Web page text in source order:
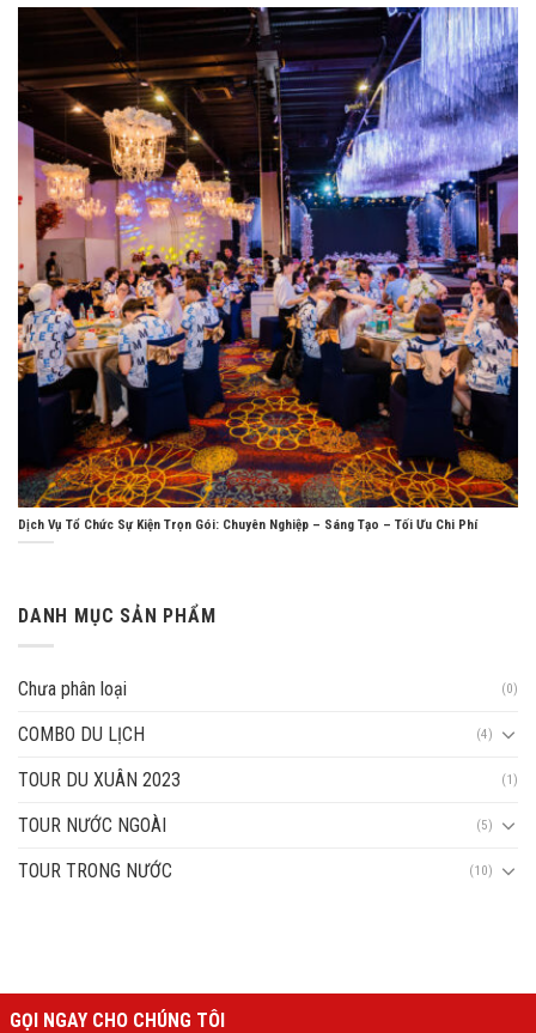
Dịch Vụ Tổ Chức Sự Kiện Trọn Gói: Chuyên Nghiệp – Sáng Tạo – Tối Ưu Chi Phí
DANH MỤC SẢN PHẨM
Chưa phân loại (0)
COMBO DU LỊCH (4)
TOUR DU XUÂN 2023 (1)
TOUR NƯỚC NGOÀI (5)
TOUR TRONG NƯỚC (10)
GỌI NGAY CHO CHÚNG TÔI